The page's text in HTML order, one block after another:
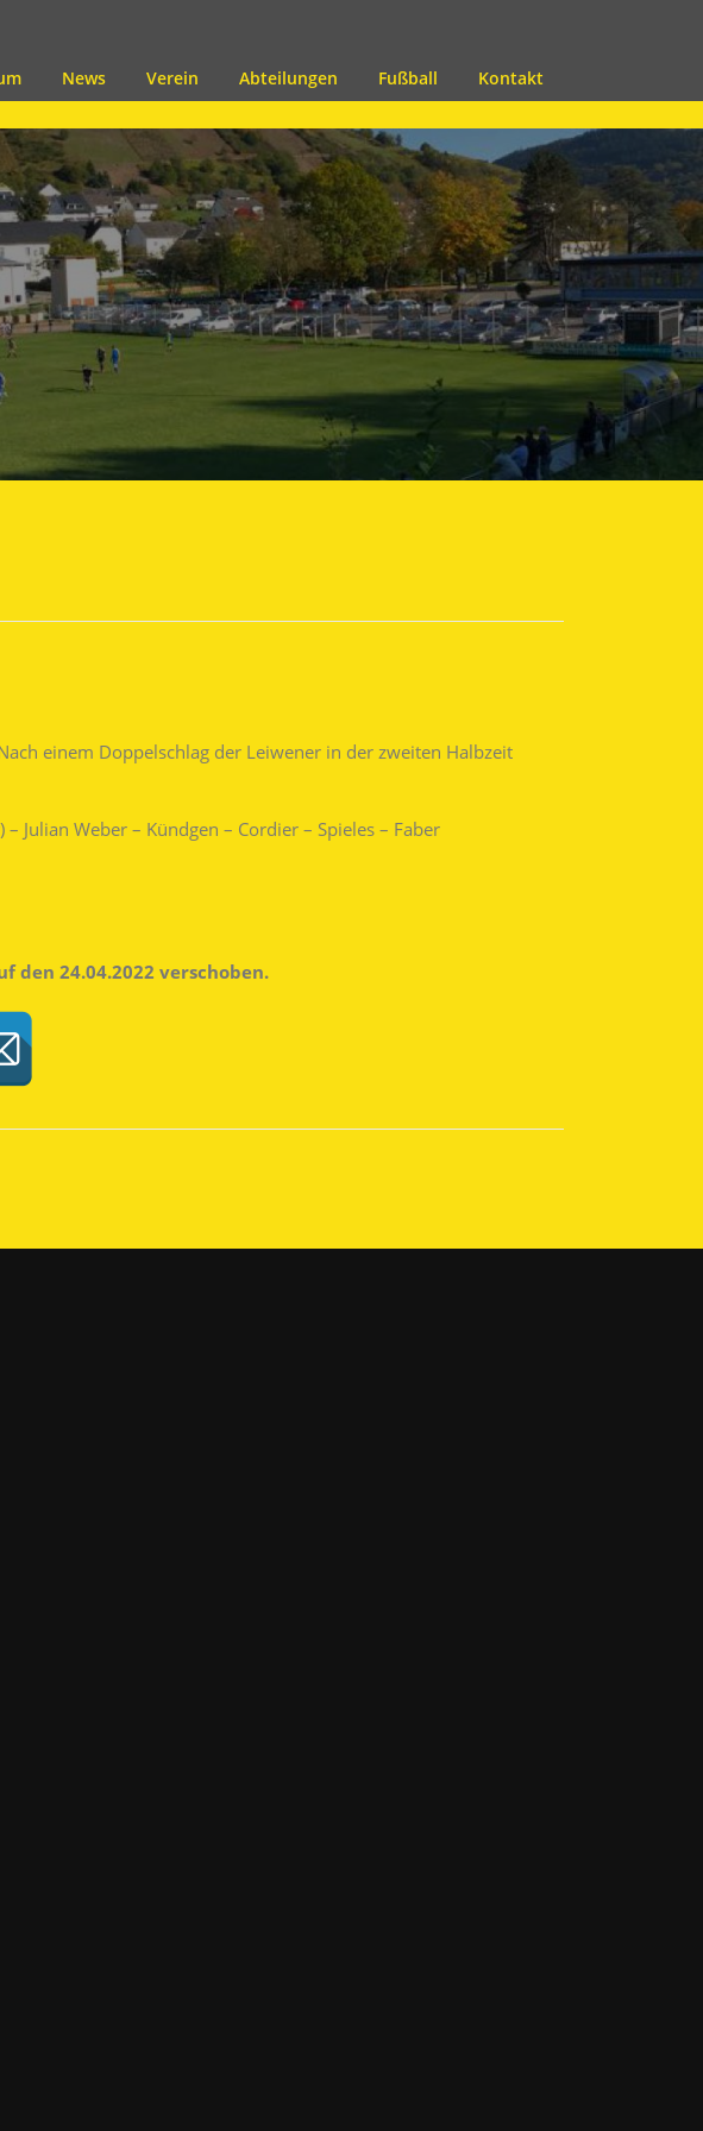
News Verein Abteilungen Fußball Kontakt
einem Doppelschlag der Leiwener in der zweiten Halbzeit
Julian Weber – Kündgen – Cordier – Spieles – Faber
den 24.04.2022 verschoben.